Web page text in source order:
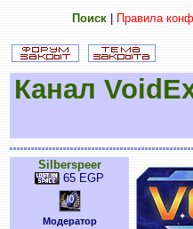
Поиск| Правила
Канал
Silberspeer
65 EGP
Модератор